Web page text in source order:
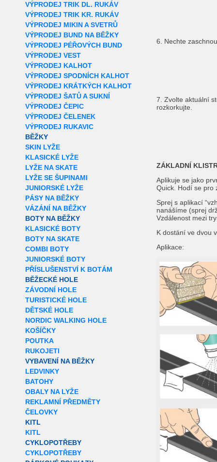
VÝPRODEJ TRIK DL. RUKÁV
VÝPRODEJ TRIK KR. RUKÁV
VÝPRODEJ MIKIN A SVETRŮ
VÝPRODEJ BUND NA BĚŽKY
VÝPRODEJ PÉŘOVÝCH BUND
VÝPRODEJ VEST
VÝPRODEJ KALHOT
VÝPRODEJ SPODNÍCH KALHOT
VÝPRODEJ KRÁTKÝCH KALHOT
VÝPRODEJ ŠATŮ A SUKNÍ
VÝPRODEJ ČEPIC
VÝPRODEJ ČELENEK
VÝPRODEJ RUKAVIC
BĚŽKY
SKIN LYŽE
KLASICKÉ LYŽE
LYŽE NA SKATE
LYŽE SE ŠUPINAMI
JUNIORSKÉ LYŽE
PÁSY NA BĚŽKY
VÁZÁNÍ NA BĚŽKY
BOTY NA BĚŽKY
KLASICKÉ BOTY
BOTY NA SKATE
COMBI BOTY
JUNIORSKÉ BOTY
PŘÍSLUŠENSTVÍ K BOTÁM
BĚŽECKÉ HOLE
ZÁVODNÍ HOLE
TURISTICKÉ HOLE
DĚTSKÉ HOLE
NORDIC WALKING HOLE
KOŠÍČKY
POUTKA
RUKOJETI
VYBAVENÍ NA BĚŽKY
LEDVINKY
BATOHY
OBALY NA LYŽE
REKLAMNÍ PŘEDMĚTY
ČELOVKY
KITL
KITL
CYKLOPOTŘEBY
CYKLOPOTŘEBY
6. Nechte
7. Zvolte aktuální
rozkorkujte.
ZÁKLADNÍ
Aplikuje se jako
Quick. Hodí se pro
Sprej s aplikací
nanášíme (sprej
Vzdálenost mezi
K dostání ve dvou
Aplikace: